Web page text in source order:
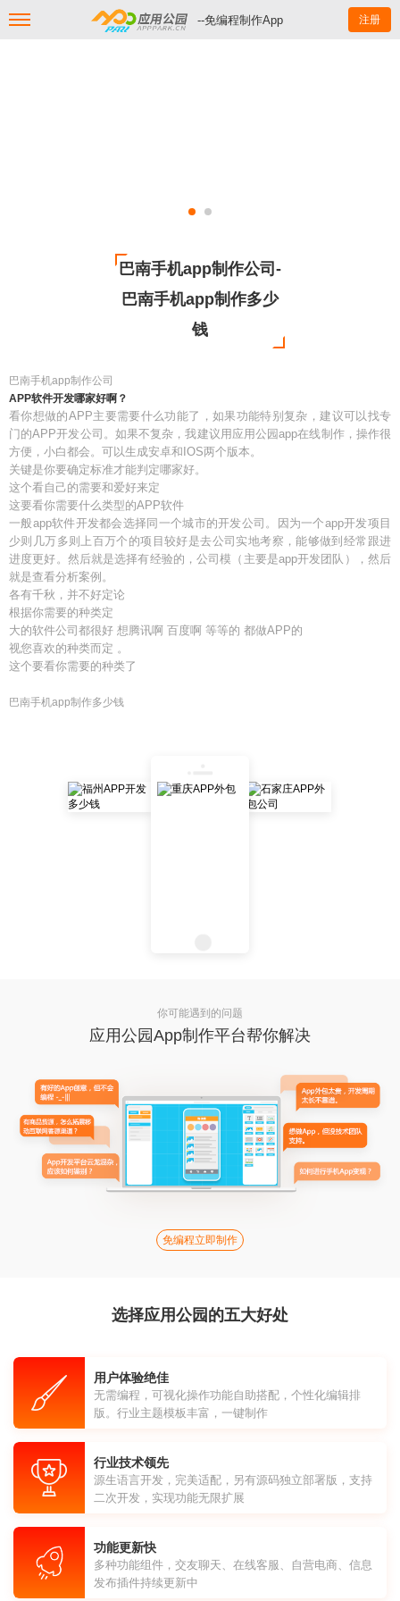
--免编程制作App 注册
巴南手机app制作公司-
巴南手机app制作多少
钱
巴南手机app制作公司
APP软件开发哪家好啊？
看你想做的APP主要需要什么功能了，如果功能特别复杂，建议可以找专
门的APP开发公司。如果不复杂，我建议用应用公园app在线制作，操作很
方便，小白都会。可以生成安卓和IOS两个版本。
关键是你要确定标准才能判定哪家好。
这个看自己的需要和爱好来定
这要看你需要什么类型的APP软件
一般app软件开发都会选择同一个城市的开发公司。因为一个app开发项目
少则几万多则上百万个的项目较好是去公司实地考察，能够做到经常跟进
进度更好。然后就是选择有经验的，公司模（主要是app开发团队），然后
就是查看分析案例。
各有千秋，并不好定论
根据你需要的种类定
大的软件公司都很好 想腾讯啊 百度啊 等等的 都做APP的
视您喜欢的种类而定 。
这个要看你需要的种类了
巴南手机app制作多少钱
你可能遇到的问题
应用公园App制作平台帮你解决
免编程立即制作
选择应用公园的五大好处
用户体验绝佳
无需编程，可视化操作功能自助搭配，个性化编辑排
版。行业主题模板丰富，一键制作
行业技术领先
源生语言开发，完美适配，另有源码独立部署版，支持
二次开发，实现功能无限扩展
功能更新快
多种功能组件，交友聊天、在线客服、自营电商、信息
发布插件持续更新中